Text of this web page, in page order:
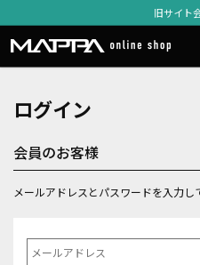
旧サイト
ログイン
会員のお客様
メールアドレスとパスワードを入力し